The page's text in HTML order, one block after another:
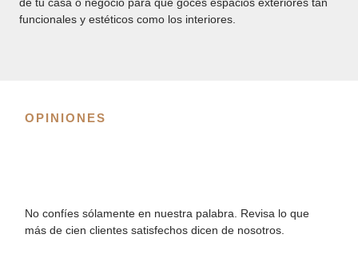
funcionales y estéticos como los interiores.
OPINIONES
No confíes sólamente en nuestra palabra. Revisa lo que
más de cien clientes satisfechos dicen de nosotros.